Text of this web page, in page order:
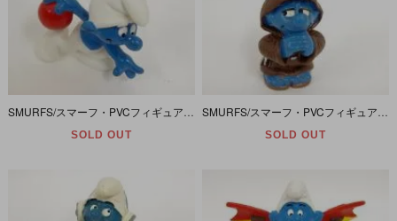
SOLD OUT SOLD OUT